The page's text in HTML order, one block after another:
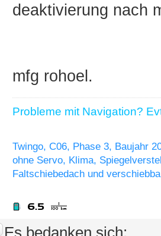
deaktivierung nach
mfg rohoel.
Probleme mit Navigation?
Twingo, C06, Phase 3, Baujahr
ohne Servo, Klima,
Faltschiebedach und
Es bedanken sich: